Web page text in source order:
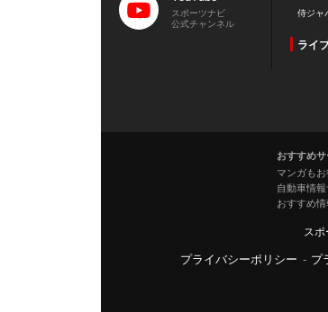
スポーツナビ
公式チャンネル
侍ジャ
ライ
おすすめサ
マンガも
自動車情
おすすめ情
ス
プライバシーポリシー - プ